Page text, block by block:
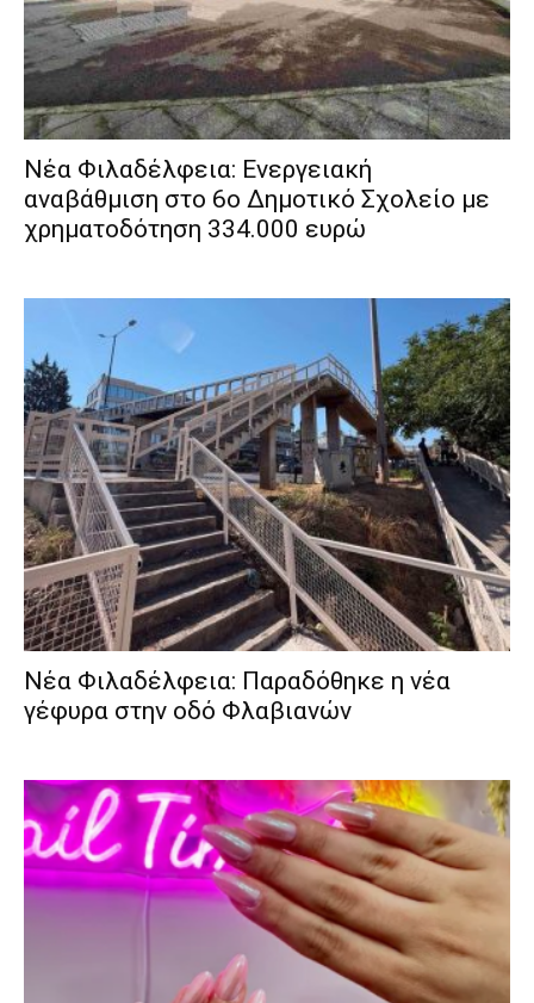
Νέα Φιλαδέλφεια: Ενεργειακή
αναβάθμιση στο 6ο Δημοτικό Σχολείο με
χρηματοδότηση 334.000 ευρώ
Νέα Φιλαδέλφεια: Παραδόθηκε η νέα
γέφυρα στην οδό Φλαβιανών